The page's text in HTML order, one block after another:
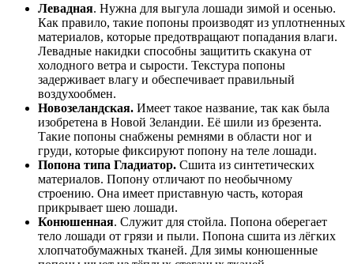
Левадная. Нужна для выгула лошади зимой и осенью.
Как правило, такие попоны производят из уплотненных
материалов, которые предотвращают попадания влаги.
Левадные накидки способны защитить скакуна от
холодного ветра и сырости. Текстура попоны
задерживает влагу и обеспечивает правильный
воздухообмен.
Новозеландская. Имеет такое название, так как была
изобретена в Новой Зеландии. Её шили из брезента.
Такие попоны снабжены ремнями в области ног и
груди, которые фиксируют попону на теле лошади.
Попона типа Гладиатор. Сшита из синтетических
материалов. Попону отличают по необычному
строению. Она имеет приставную часть, которая
прикрывает шею лошади.
Конюшенная. Служит для стойла. Попона оберегает
тело лошади от грязи и пыли. Попона сшита из лёгких
хлопчатобумажных тканей. Для зимы конюшенные